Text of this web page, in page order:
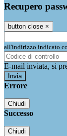
Recupero
button close ×
all'indirizzo indicato
E-mail inviata, si
Errore
Chiudi
Successo
Chiudi